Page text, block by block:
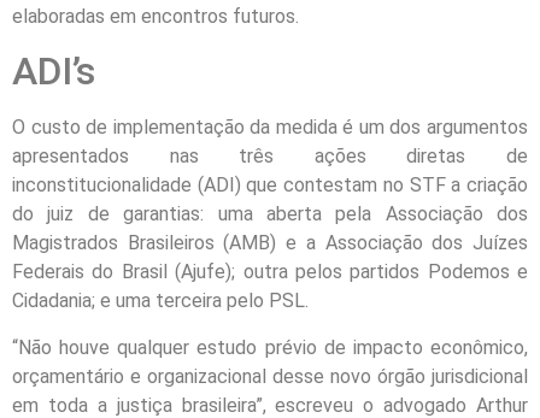
elaboradas em encontros futuros.
ADI’s
O custo de implementação da medida é um dos argumentos
apresentados nas três ações diretas de
inconstitucionalidade (ADI) que contestam no STF a criação
do juiz de garantias: uma aberta pela Associação dos
Magistrados Brasileiros (AMB) e a Associação dos Juízes
Federais do Brasil (Ajufe); outra pelos partidos Podemos e
Cidadania; e uma terceira pelo PSL.
“Não houve qualquer estudo prévio de impacto econômico,
orçamentário e organizacional desse novo órgão jurisdicional
em toda a justiça brasileira”, escreveu o advogado Arthur